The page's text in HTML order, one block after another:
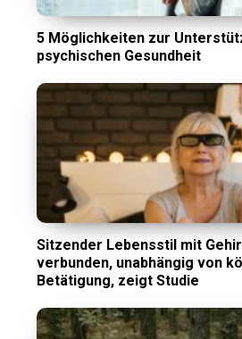
5 Möglichkeiten zur
psychischen Gesundheit
Sitzender Lebensstil mit
verbunden, unabhängig von
Betätigung, zeigt Studie